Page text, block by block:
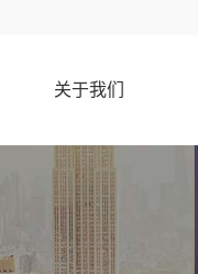
关于我们